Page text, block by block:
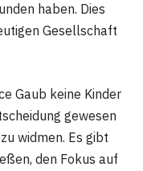
haben. Dies
Gesellschaft
Gaub keine Kinder
gewesen
widmen. Es gibt
den Fokus auf